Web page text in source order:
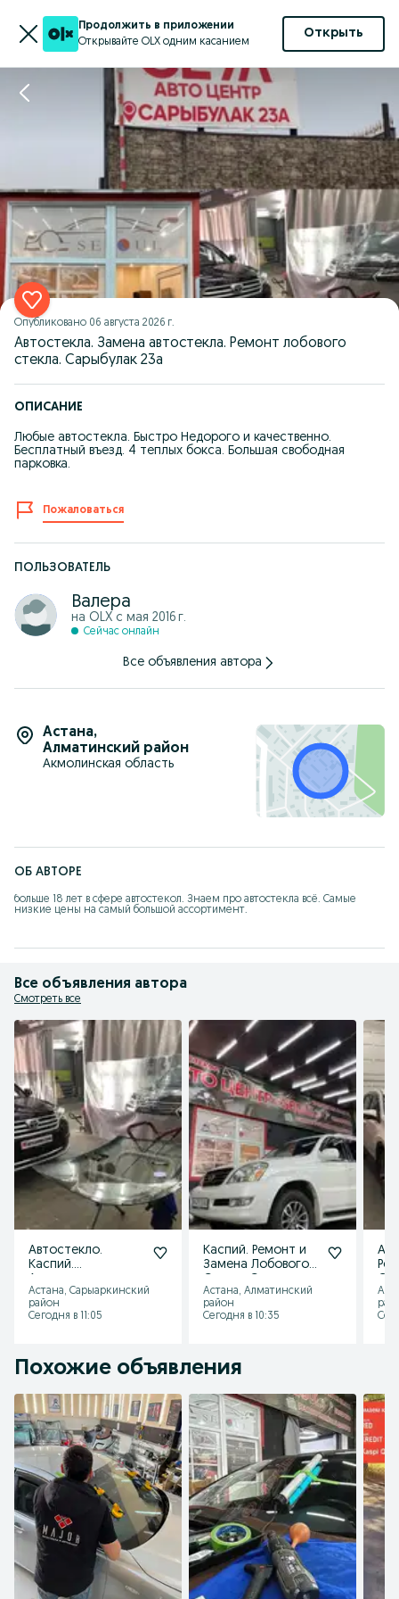
Продолжить в приложении
Открывайте OLX одним касанием
Открыть
Опубликовано 06 августа 2026 г.
Автостекла. Замена автостекла. Ремонт лобового
стекла. Сарыбулак 23а
ОПИСАНИЕ
Любые автостекла. Быстро Недорого и качественно.
Бесплатный въезд. 4 теплых бокса. Большая свободная
парковка.
Пожаловаться
ПОЛЬЗОВАТЕЛЬ
Валера
на OLX с мая 2016 г.
Сейчас онлайн
Все объявления автора
Астана,
Алматинский район
Акмолинская область
ОБ АВТОРЕ
больше 18 лет в сфере автостекол. Знаем про автостекла всё. Самые
низкие цены на самый большой ассортимент.
Все объявления автора
Смотреть все
Автостекло.
Каспий.
ремонт и замена
Астана, Сарыаркинский
район
Сегодня в 11:05
Каспий. Ремонт и
Замена Лобового
трещины.
Автостекла.
Астана, Алматинский
район
Сегодня в 10:35
Похожие объявления